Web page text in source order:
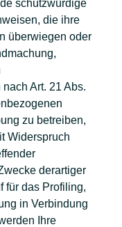
schutzwürdige
die ihre
überwiegen oder
Art. 21 Abs.
zu betreiben,
Widerspruch
derartiger
für das Profiling,
in Verbindung
Ihre